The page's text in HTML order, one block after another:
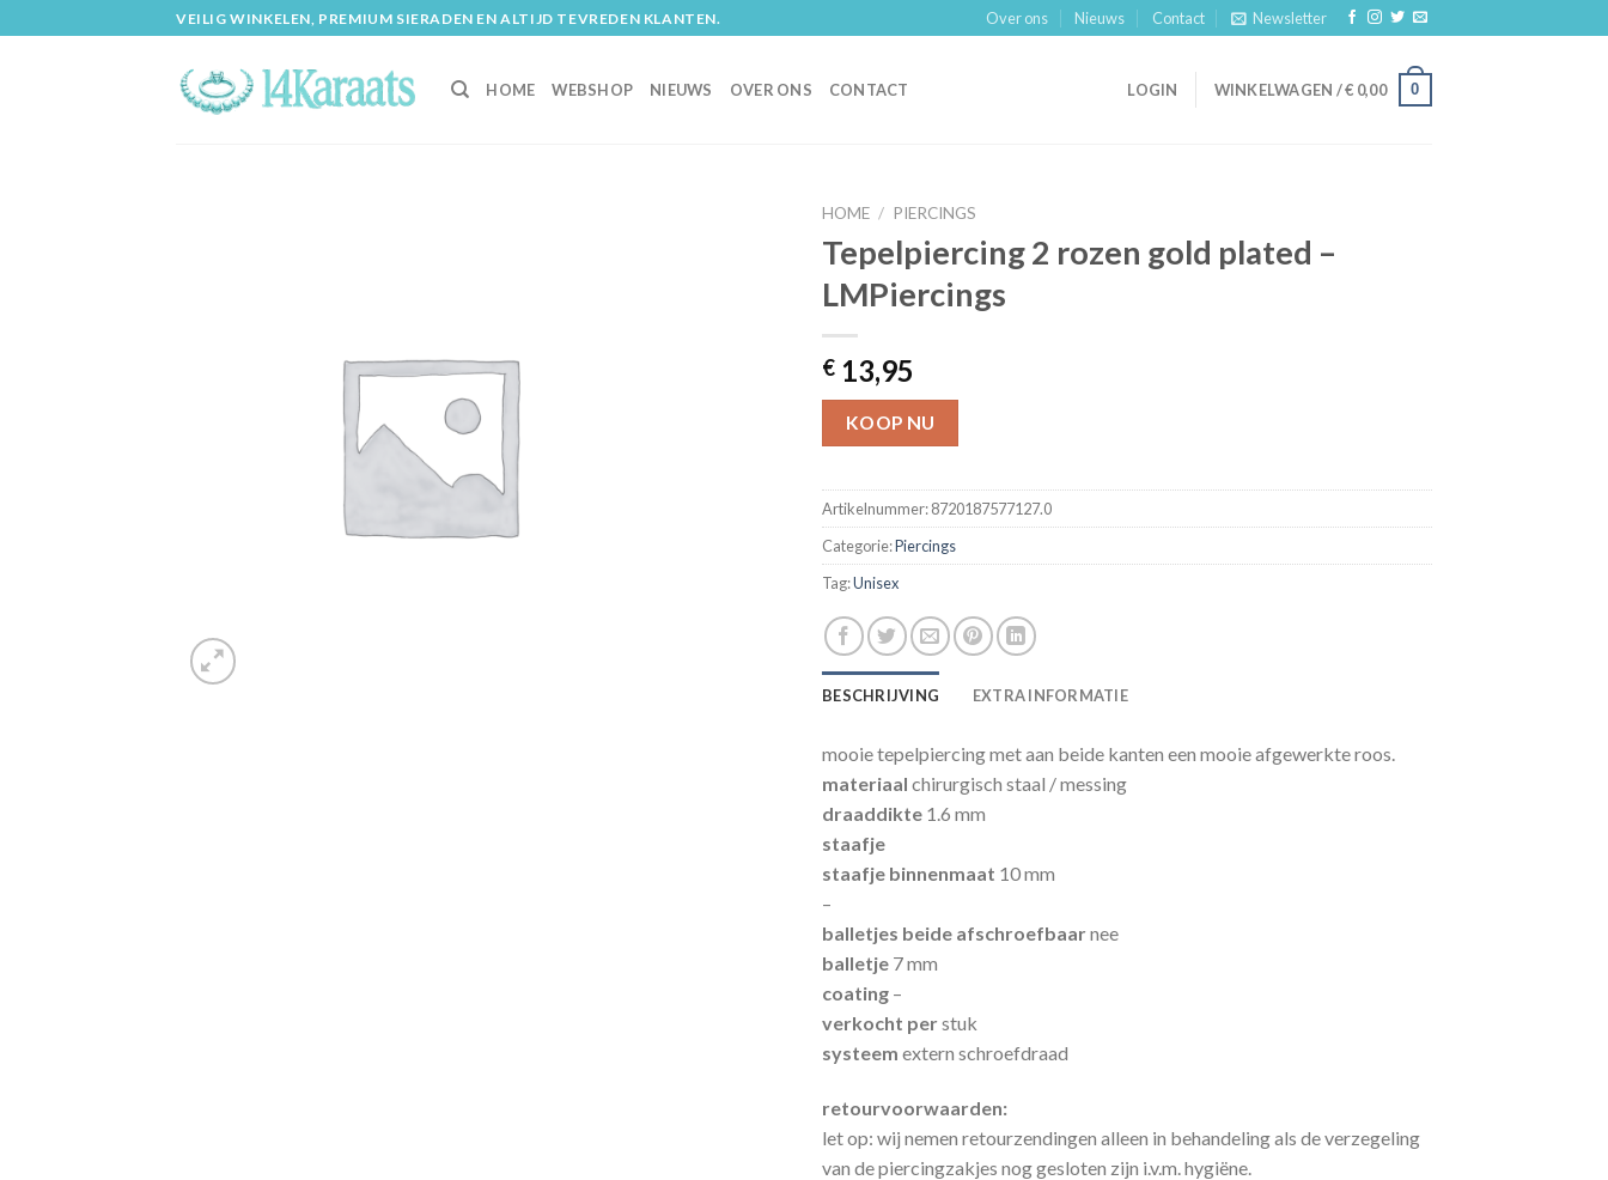
to
VEILIG WINKELEN, PREMIUM SIERADEN EN ALTIJD TEVREDEN KLANTEN. Over ons Nieuws Contact Newsletter
HOME WEBSHOP NIEUWS OVER ONS CONTACT LOGIN WINKELWAGEN /€ 0,00 0
HOME / PIERCINGS
Tepelpiercing 2 rozen gold plated –
LMPiercings
€ 13,95
KOOP NU
Artikelnummer:8720187577127.0
Categorie:Piercings
Tag:Unisex
BESCHRIJVING EXTRA INFORMATIE
mooie tepelpiercing met aan beide kanten een mooie afgewerkte roos.
materiaal chirurgisch staal / messing
draaddikte 1.6 mm
staafje
staafje binnenmaat 10 mm
–
balletjes beide afschroefbaarnee
balletje 7 mm
coating –
verkocht perstuk
systeem extern schroefdraad
retourvoorwaarden:
let op: wij nemen retourzendingen alleen in behandeling als de verzegeling
van de piercingzakjes nog gesloten zijn i.v.m. hygiëne.